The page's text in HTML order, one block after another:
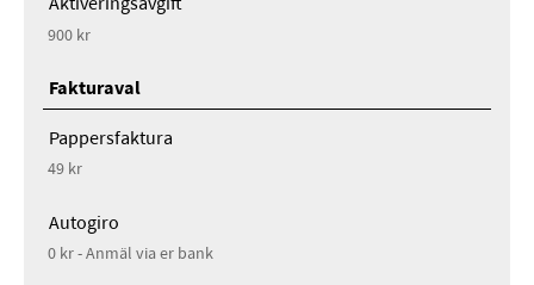
Aktiveringsavgift
900 kr
Fakturaval
Pappersfaktura
49 kr
Autogiro
0 kr - Anmäl via er bank